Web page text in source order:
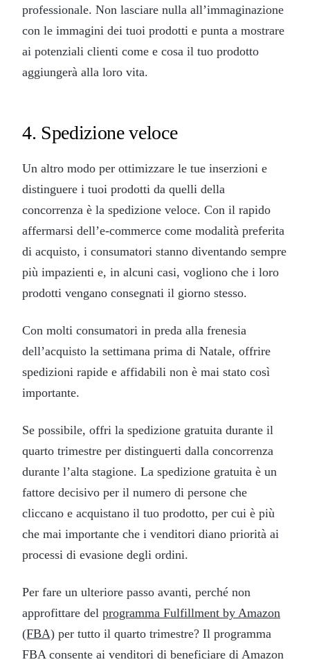
professionale. Non lasciare nulla all’immaginazione
con le immagini dei tuoi prodotti e punta a mostrare
ai potenziali clienti come e cosa il tuo prodotto
aggiungerà alla loro vita.
4. Spedizione veloce
Un altro modo per ottimizzare le tue inserzioni e
distinguere i tuoi prodotti da quelli della
concorrenza è la spedizione veloce. Con il rapido
affermarsi dell’e-commerce come modalità preferita
di acquisto, i consumatori stanno diventando sempre
più impazienti e, in alcuni casi, vogliono che i loro
prodotti vengano consegnati il giorno stesso.
Con molti consumatori in preda alla frenesia
dell’acquisto la settimana prima di Natale, offrire
spedizioni rapide e affidabili non è mai stato così
importante.
Se possibile, offri la spedizione gratuita durante il
quarto trimestre per distinguerti dalla concorrenza
durante l’alta stagione. La spedizione gratuita è un
fattore decisivo per il numero di persone che
cliccano e acquistano il tuo prodotto, per cui è più
che mai importante che i venditori diano priorità ai
processi di evasione degli ordini.
Per fare un ulteriore passo avanti, perché non
approfittare del programma Fulfillment by Amazon
(FBA) per tutto il quarto trimestre? Il programma
FBA consente ai venditori di beneficiare di Amazon